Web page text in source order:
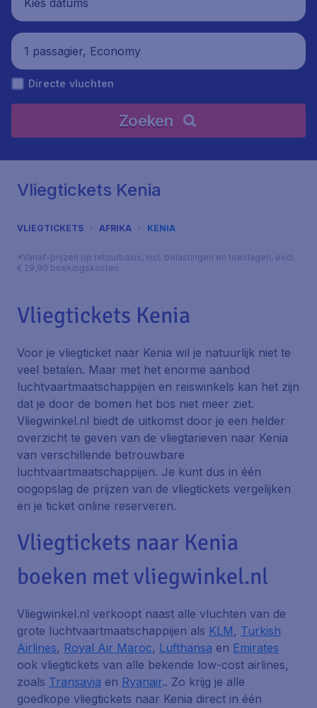
1 passagier, Economy
Directe vluchten
Zoeken
Vliegtickets Kenia
VLIEGTICKETS AFRIKA KENIA
*Vanaf-prijzen op retourbasis, incl. belastingen en toeslagen, excl.
€ 29,90 boekingskosten.
Vliegtickets Kenia
Voor je vliegticket naar Kenia wil je natuurlijk niet te
veel betalen. Maar met het enorme aanbod
luchtvaartmaatschappijen en reiswinkels kan het zijn
dat je door de bomen het bos niet meer ziet.
Vliegwinkel.nl biedt de uitkomst door je een helder
overzicht te geven van de vliegtarieven naar Kenia
van verschillende betrouwbare
luchtvaartmaatschappijen. Je kunt dus in één
oogopslag de prijzen van de vliegtickets vergelijken
en je ticket online reserveren.
Vliegtickets naar Kenia
boeken met vliegwinkel.nl
Vliegwinkel.nl verkoopt naast alle vluchten van de
grote luchtvaartmaatschappijen als KLM, Turkish
Airlines, Royal Air Maroc, Lufthansa en Emirates
ook vliegtickets van alle bekende low-cost airlines,
zoals Transavia en Ryanair.. Zo krijg je alle
goedkope vliegtickets naar Kenia direct in één